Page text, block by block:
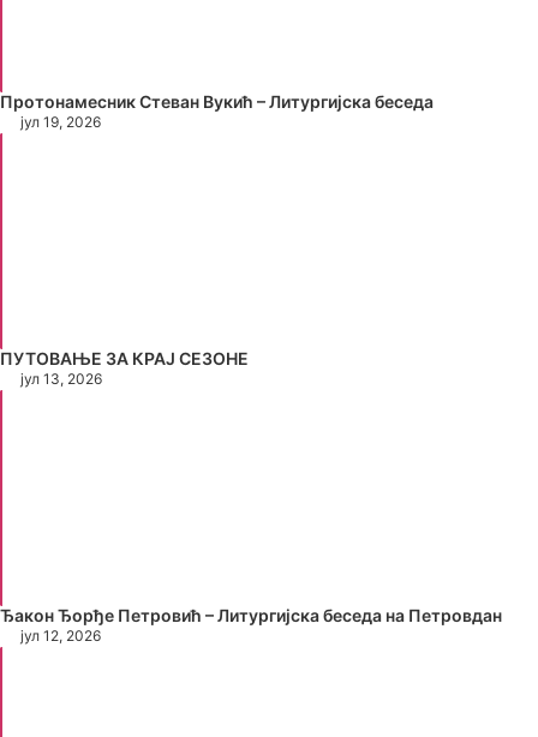
Протонамесник Стеван Вукић – Литургијска беседа
јул 19, 2026
ПУТОВАЊЕ ЗА КРАЈ СЕЗОНЕ
јул 13, 2026
Ђакон Ђорђе Петровић – Литургијска беседа на Петровдан
јул 12, 2026